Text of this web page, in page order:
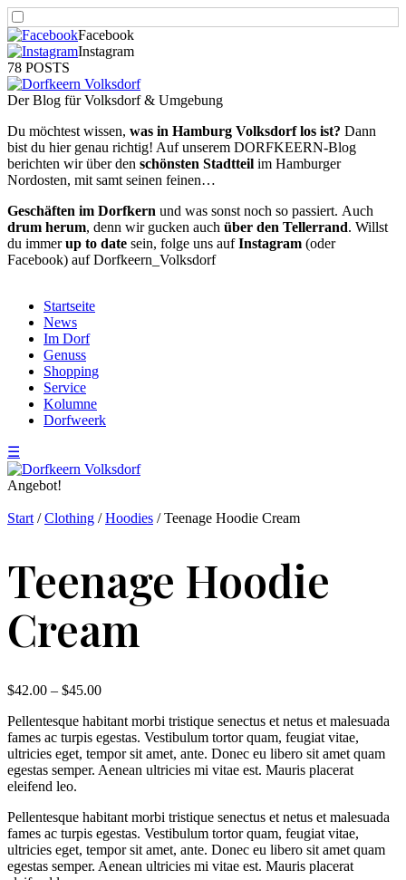
Facebook
Instagram
78 POSTS
Der Blog für Volksdorf & Umgebung
Du möchtest wissen, was in Hamburg Volksdorf los ist? Dann
bist du hier genau richtig! Auf unserem DORFKEERN-Blog
berichten wir über den schönsten Stadtteil im Hamburger
Nordosten, mit samt seinen feinen…
Geschäften im Dorfkern und was sonst noch so passiert. Auch
drum herum, denn wir gucken auch über den Tellerrand. Willst
du immerup to date sein, folge uns aufInstagram (oder
Facebook) auf Dorfkeern_Volksdorf
Startseite
News
Im Dorf
Genuss
Shopping
Service
Kolumne
Dorfweerk
☰
Angebot!
Start /Clothing /Hoodies / Teenage Hoodie Cream
Teenage Hoodie
Cream
$42.00 – $45.00Preisspanne:
bis
$45.00
Pellentesque habitant morbi tristique senectus et netus et malesuada
fames ac turpis egestas. Vestibulum tortor quam, feugiat vitae,
ultricies eget, tempor sit amet, ante. Donec eu libero sit amet quam
egestas semper. Aenean ultricies mi vitae est. Mauris placerat
eleifend leo.
Pellentesque habitant morbi tristique senectus et netus et malesuada
fames ac turpis egestas. Vestibulum tortor quam, feugiat vitae,
ultricies eget, tempor sit amet, ante. Donec eu libero sit amet quam
egestas semper. Aenean ultricies mi vitae est. Mauris placerat